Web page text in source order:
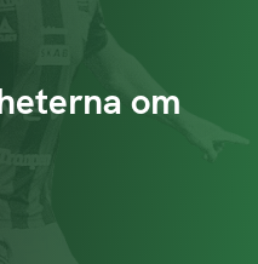
om